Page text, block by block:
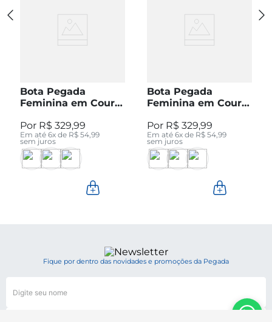
Bota Pegada
Feminina em Couro
280512-04
R$ 329,99
Em até 6x de R$ 54,99
sem juros
Bota Pegada
Feminina em Couro
280512-05
R$ 329,99
Em até 6x de R$ 54,99
sem juros
Fique por dentro das novidades e promoções da Pegada